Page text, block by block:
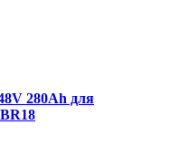
280Ah для